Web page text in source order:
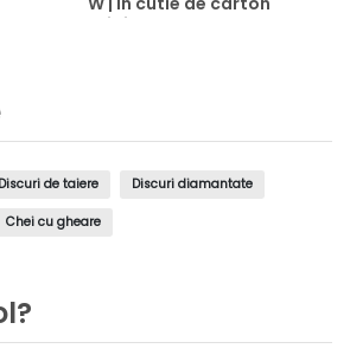
original
Discuri de taiere Discuri diamantate
Chei cu gheare